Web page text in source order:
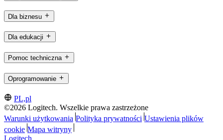
Dla biznesu
Dla edukacji
Pomoc techniczna
Oprogramowanie
PL,pl
©2026 Logitech. Wszelkie prawa zastrzeżone
Warunki użytkowania Polityka prywatności Ustawienia plików
cookie Mapa witryny
Logitech